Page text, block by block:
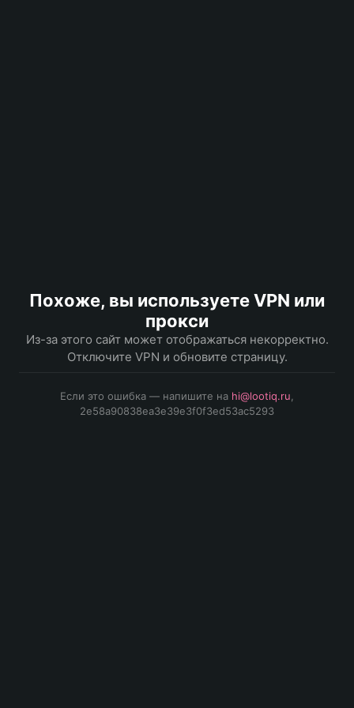
Похоже, вы используете VPN или
прокси
Из-за этого сайт может отображаться некорректно.
Отключите VPN и обновите страницу.
Если это ошибка — напишите на hi@lootiq.ru
2e58a90838ea3e39e3f0f3ed53ac5293